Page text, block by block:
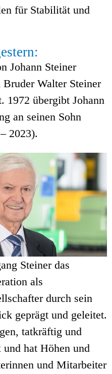
für Stabilität und
Johann Steiner
Walter Steiner
1972 übergibt Johann
an seinen Sohn
2023).
Steiner das
als
durch sein
geprägt und geleitet.
tatkräftig und
hat Höhen und
und Mitarbeiter